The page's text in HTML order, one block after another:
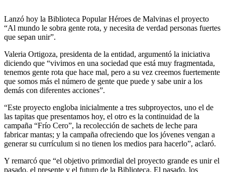
Lanzó hoy la Biblioteca Popular Héroes de Malvinas el proyecto
“Al mundo le sobra gente rota, y necesita de verdad personas fuertes
que sepan unir”.
Valeria Ortigoza, presidenta de la entidad, argumentó la iniciativa
diciendo que “vivimos en una sociedad que está muy fragmentada,
tenemos gente rota que hace mal, pero a su vez creemos fuertemente
que somos más el número de gente que puede y sabe unir a los
demás con diferentes acciones”.
“Este proyecto engloba inicialmente a tres subproyectos, uno el de
las tapitas que presentamos hoy, el otro es la continuidad de la
campaña “Frío Cero”, la recolección de sachets de leche para
fabricar mantas; y la campaña ofreciendo que los jóvenes vengan a
generar su currículum si no tienen los medios para hacerlo”, aclaró.
Y remarcó que “el objetivo primordial del proyecto grande es unir el
pasado, el presente y el futuro de la Biblioteca. El pasado, los